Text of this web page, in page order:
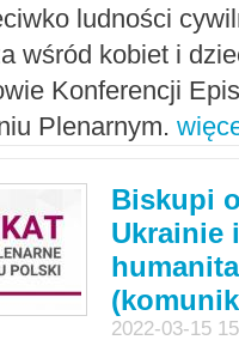
ludności
wśród kobiet i
Konferencji
Plenarnym.
Biskupi
Ukrainie
2022-03-15